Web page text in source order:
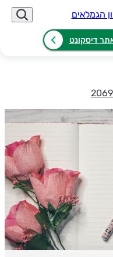
דיסקונט
2069